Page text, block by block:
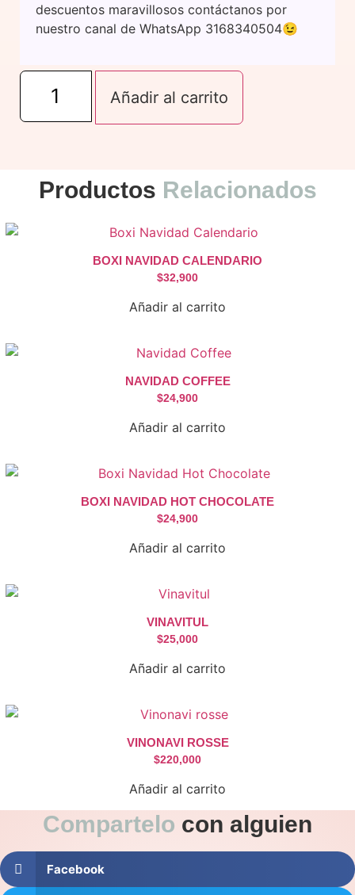
descuentos maravillosos contáctanos por
nuestro canal de WhatsApp 3168340504😉
Box
NavCora
cantidad
Añadir al carrito
Productos Relacionados
BOXI NAVIDAD CALENDARIO
$32,900
Añadir al carrito
NAVIDAD COFFEE
$24,900
Añadir al carrito
BOXI NAVIDAD HOT CHOCOLATE
$24,900
Añadir al carrito
VINAVITUL
$25,000
Añadir al carrito
VINONAVI ROSSE
$220,000
Añadir al carrito
Compartelo con alguien
Facebook